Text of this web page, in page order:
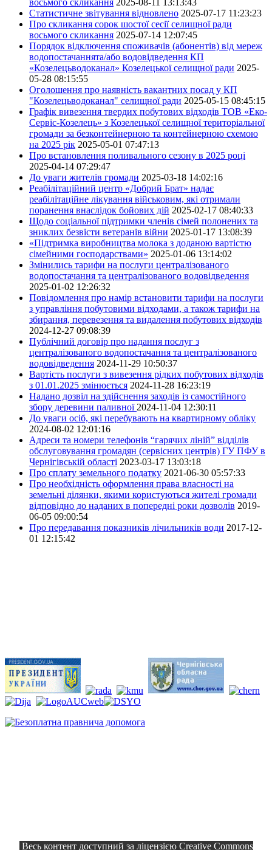
восьмого скликання 2025-08-11 13:13:43
Статистичне звітування відновлено 2025-07-17 11:23:23
Про скликання сорок шостої сесії селищної ради
восьмого скликання 2025-07-14 12:07:45
Порядок відключення споживачів (абонентів) від мереж
водопостачаннята/або водовідведення КП
«Козелецьводоканал» Козелецької селищної ради 2025-
05-28 08:15:55
Оголошення про наявність вакантних посад у КП
"Козелецьводоканал" селищної ради 2025-05-15 08:45:15
Графік вивезення твердих побутових відходів ТОВ «Еко-
Сервіс-Козелець» з Козелецької селищної територіальної
громади за безконтейнерною та контейнерною схемою
на 2025 рік 2025-05-01 07:47:13
Про встановлення поливального сезону в 2025 році
2025-04-14 07:29:47
До уваги жителів громади 2025-03-18 14:02:16
Реабілітаційний центр «Добрий Брат» надає
реабілітаційне лікування військовим, які отримали
поранення внаслідок бойових дій 2025-02-17 08:40:33
Щодо соціальної підтримки членів сімей полонених та
зниклих безвісти ветеранів війни 2025-01-17 13:08:39
«Підтримка виробництва молока з доданою вартістю
сімейними господарствами» 2025-01-06 13:14:02
Змінились тарифи на послуги централізованого
водопостачання та централізованого водовідведення
2025-01-02 12:26:32
Повідомлення про намір встановити тарифи на послуги
з управління побутовими відходами, а також тарифи на
збирання, перевезення та видалення побутових відходів
2024-12-27 09:08:39
Публічний договір про надання послуг з
централізованого водопостачання та централізованого
водовідведення 2024-11-29 10:50:37
Вартість послуги з вивезення рідких побутових відходів
з 01.01.2025 змінюється 2024-11-28 16:23:19
Надано дозвіл на здійснення заходів із самостійного
збору деревини паливної2024-11-04 12:30:11
До уваги осіб, які перебувають на квартирному обліку
2024-08-02 12:01:16
Адреси та номери телефонів “гарячих ліній” відділів
обслуговування громадян (сервісних центрів) ГУ ПФУ в
Чернігівській області 2023-03-17 13:03:18
Про сплату земельного податку 2021-06-30 05:57:33
Про необхідність оформлення права власності на
земельні ділянки, якими користуються жителі громади
відповідно до наданих в попередні роки дозволів 2019-
06-05 09:00:54
Про передавання показників лічильників води 2017-12-
01 12:15:42
Весь контент доступний за ліцензією Creative Commons